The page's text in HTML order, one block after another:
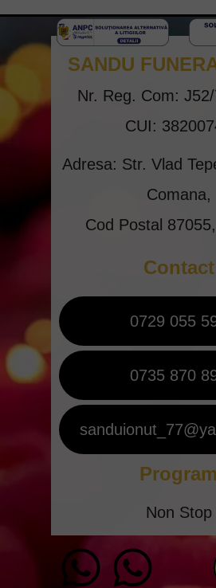
Adresa: Str. Vlad
Comana,
Cod Postal
Nr. Reg. Com:
CUI:
SANDU
Program
Non Stop
Contact
0735 870
0729 055